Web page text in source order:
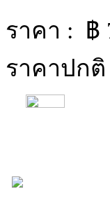
ราคา : ฿
ราคาปกติ